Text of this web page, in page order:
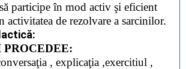
participe în mod activ şi eficient
activitatea de rezolvare a sarcinilor.
, explicaţia ,exercitiul ,